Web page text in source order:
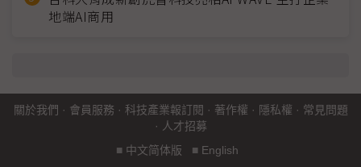
地端AI商用
關於我們 · 會員服務 · 科技產業報訂閱 · 著作權 · 隱私權 · 常見問題
· 人才招募
■ 中文简体版 ■ English